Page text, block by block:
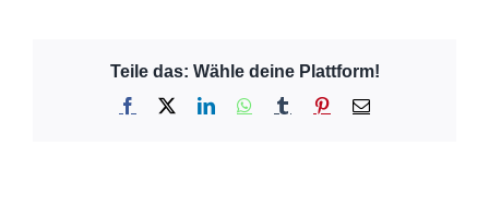
Teile das: Wähle deine Plattform!
Facebook LinkedInWhatsApp
Tumblr Pinterest
E-